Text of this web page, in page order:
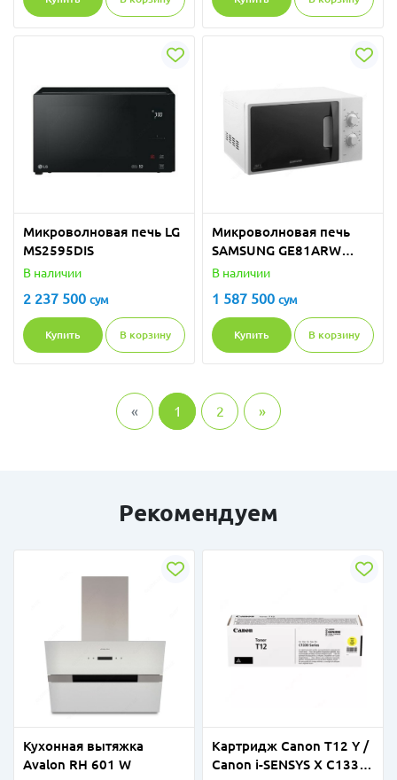
Микроволновая печь LG
MS2595DIS
В наличии
2 237 500 сум
Купить В корзину
Микроволновая печь
SAMSUNG GE81ARW
(grill)
В наличии
1 587 500 сум
Купить В корзину
« 1 2 »
Рекомендуем
Кухонная вытяжка
Avalon RH 601 W
Картридж Canon T12 Y /
Canon i-SENSYS X C1333